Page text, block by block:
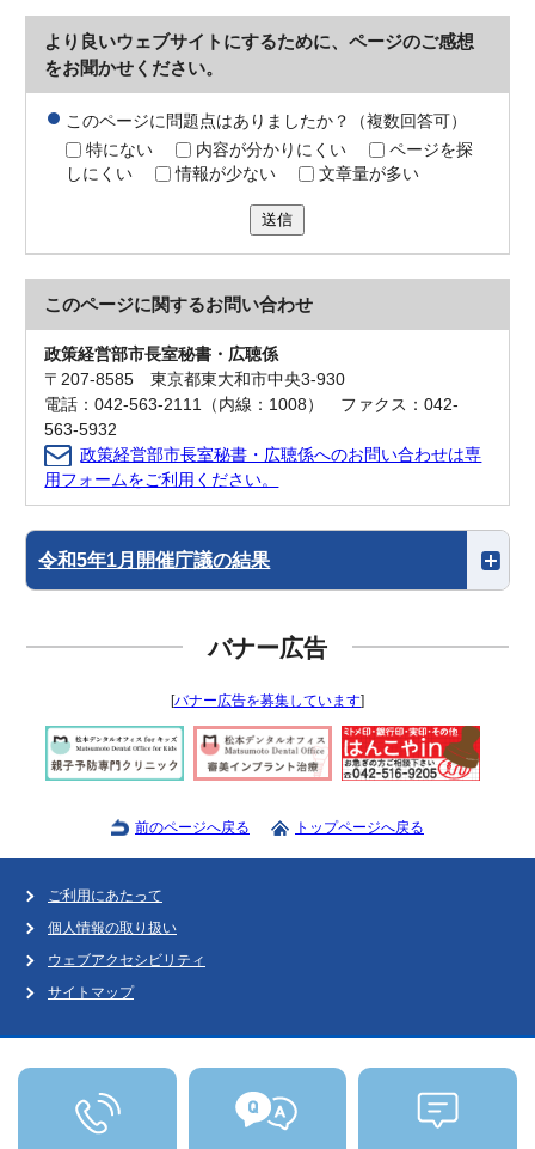
より良いウェブサイトにするために、ページのご感想
をお聞かせください。
このページに問題点はありましたか？（複数回答可）
特にない
内容が分かりにくい
ページを探
しにくい
情報が少ない 文章量が多い
送信
このページに関するお問い合わせ
政策経営部市長室秘書・広聴係
〒207-8585 東京都東大和市中央3-930
電話：042-563-2111（内線：1008） ファクス：042-
563-5932
政策経営部市長室秘書・広聴係へのお問い合わせは専
用フォームをご利用ください。
令和5年1月開催庁議の結果
バナー広告
[バナー広告を募集しています]
前のページへ戻る トップページへ戻る
ご利用にあたって
個人情報の取り扱い
ウェブアクセシビリティ
サイトマップ